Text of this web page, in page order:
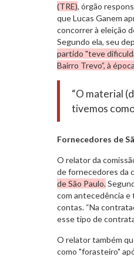
(TRE), órgão
que Lucas Ganem
concorrer à eleição
Segundo ela, seu
partido "teve
Bairro Trevo”, à
“O material
tivemos
Fornecedores de
O relator da
de fornecedores da
de São Paulo.
com antecedência
contas. “Na
esse tipo de
O relator também
como "forasteiro"